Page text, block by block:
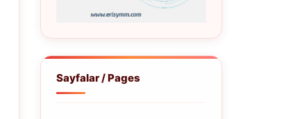
Sayfalar / Pages